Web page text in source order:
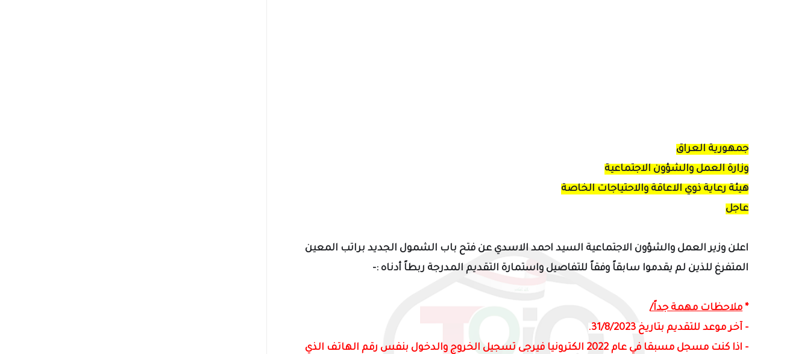
جمهورية العراق
وزارة العمل والشؤون الاجتماعية
هيئة رعاية ذوي الاعاقة والاحتياجات الخاصة
عاجل
اعلن وزير العمل والشؤون الاجتماعية السيد احمد الاسدي عن فتح باب الشمول الجديد براتب المعين
المتفرغ للذين لم يقدموا سابقاً وفقاً للتفاصيل واستمارة التقديم المدرجة ربطاً أدناه :-
* ملاحظات مهمة جداً/
- آخر موعد للتقديم بتاريخ 31/8/2023.
-
اذا كنت مسجل مسبقا في عام 2022 الكترونيا فيرجى تسجيل الخروج والدخول بنفس رقم الهاتف الذي